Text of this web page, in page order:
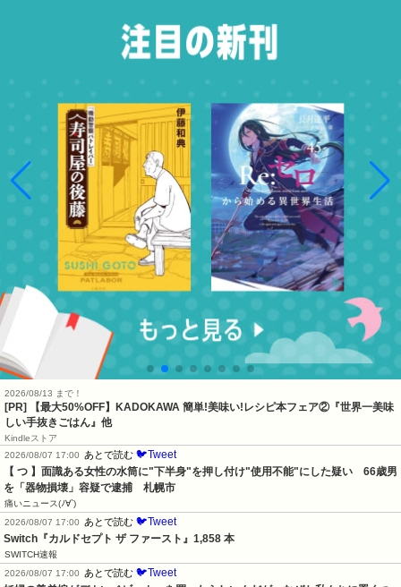
2026/08/13 まで！
[PR] 【最大50%OFF】KADOKAWA 簡単!美味い!レシピ本フェア②『世界一美味
しい手抜きごはん』他
Kindleストア
2026/08/07 17:00
あとで読む 🐦Tweet
【 つ 】面識ある女性の水筒に"下半身"を押し付け"使用不能"にした疑い　66歳男
を「器物損壊」容疑で逮捕　札幌市
痛いニュース(ﾉ∀`)
2026/08/07 17:00
あとで読む 🐦Tweet
Switch『カルドセプト ザ ファースト』1,858 本
SWITCH速報
2026/08/07 17:00
あとで読む 🐦Tweet